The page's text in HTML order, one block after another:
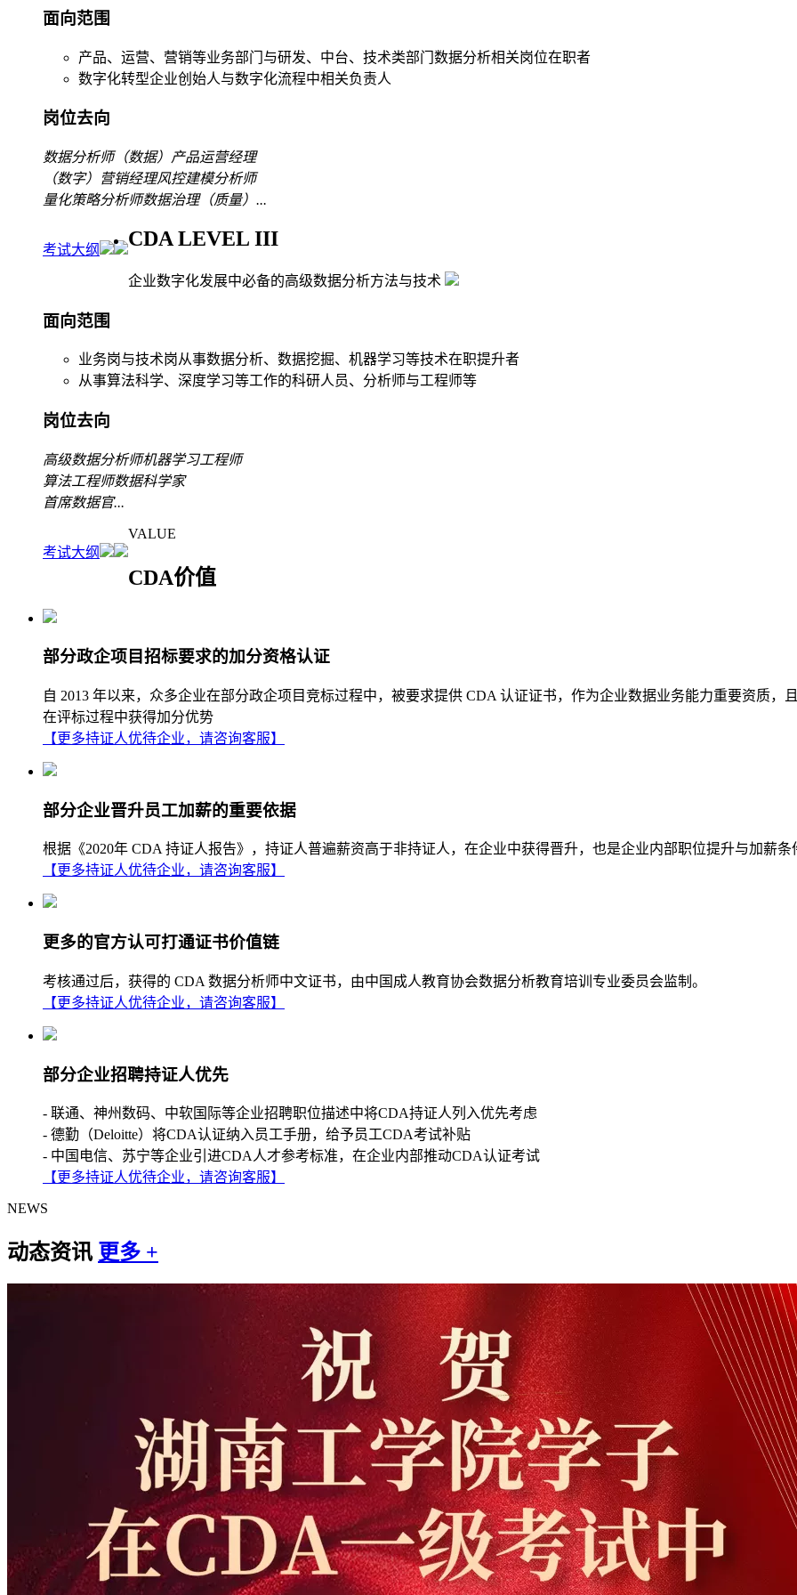
面向范围
产品、运营、营销等业务部门与研发、中台、技术类部门数据分析相关岗位在职者
数字化转型企业创始人与数字化流程中相关负责人
岗位去向
数据分析师（数据）产品运营经理
（数字）营销经理风控建模分析师
量化策略分析师数据治理（质量） ...
考试大纲 CDA LEVEL III
企业数字化发展中必备的高级数据分析方法与技术
面向范围
业务岗与技术岗从事数据分析、数据挖掘、机器学习等技术在职提升者
从事算法科学、深度学习等工作的科研人员、分析师与工程师等
岗位去向
高级数据分析师机器学习工程师
算法工程师数据科学家
首席数据官...
考试大纲
VALUE
CDA价值
部分政企项目招标要求的加分资格认证
自 2013 年以来，众多企业在部分政企项目竞标过程中，被要求提供 CDA 认证证书，作为企业数据业务能力重要资质
在评标过程中获得加分优势
【更多持证人优待企业，请咨询客服】
部分企业晋升员工加薪的重要依据
根据《2020年 CDA 持证人报告》，持证人普遍薪资高于非持证人，在企业中获得晋升，也是企业内部职位提升与加薪条
【更多持证人优待企业，请咨询客服】
更多的官方认可打通证书价值链
考核通过后，获得的 CDA 数据分析师中文证书，由中国成人教育协会数据分析教育培训专业委员会监制。
【更多持证人优待企业，请咨询客服】
部分企业招聘持证人优先
- 联通、神州数码、中软国际等企业招聘职位描述中将CDA持证人列入优先考虑
- 德勤（Deloitte）将CDA认证纳入员工手册，给予员工CDA考试补贴
- 中国电信、苏宁等企业引进CDA人才参考标准，在企业内部推动CDA认证考试
【更多持证人优待企业，请咨询客服】
NEWS
动态资讯 更多 +